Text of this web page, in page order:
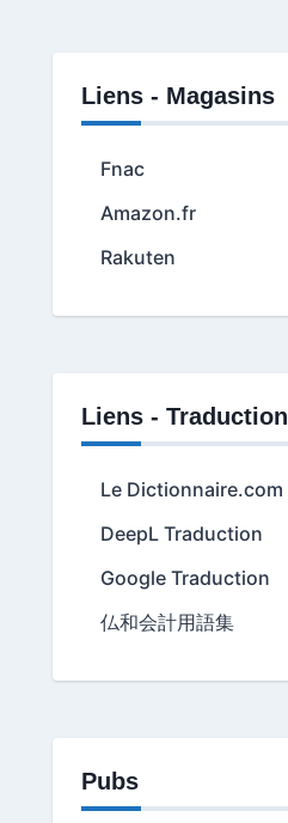
Liens - Magasins
Fnac
Amazon.fr
Rakuten
Liens - Traduction
Le Dictionnaire.com
DeepL Traduction
Google Traduction
仏和会計用語集
Pubs